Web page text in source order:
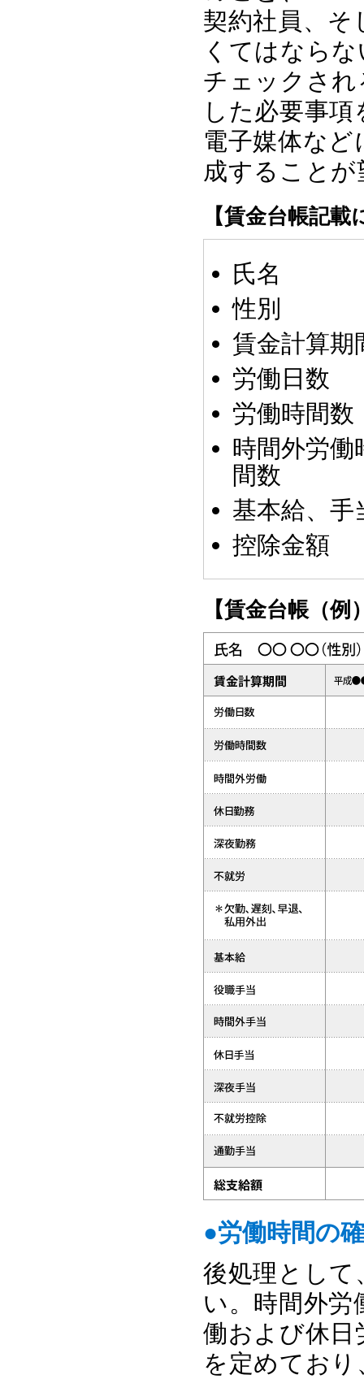
契約社員、そ
くてはなら
チェックさ
した必要事
電子媒体な
成すること
【賃金台帳記
氏名
性別
賃金計算期
労働日数
労働時間数
時間外労働
間数
基本給、
控除金額
【賃金台帳（例
●労働時間の
後処理として
い。時間外労
働および休日
を定めてお